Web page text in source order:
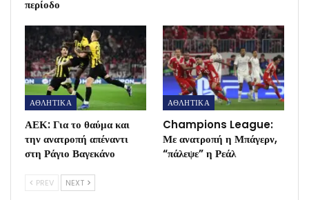
περίοδο
ΑΘΛΗΤΙΚΑ
ΑΕΚ: Για το θαύμα και
την ανατροπή απέναντι
στη Ράγιο Βαγεκάνο
ΑΘΛΗΤΙΚΑ
Champions League:
Με ανατροπή η Μπάγερν,
“πάλεψε” η Ρεάλ
PREV NEXT